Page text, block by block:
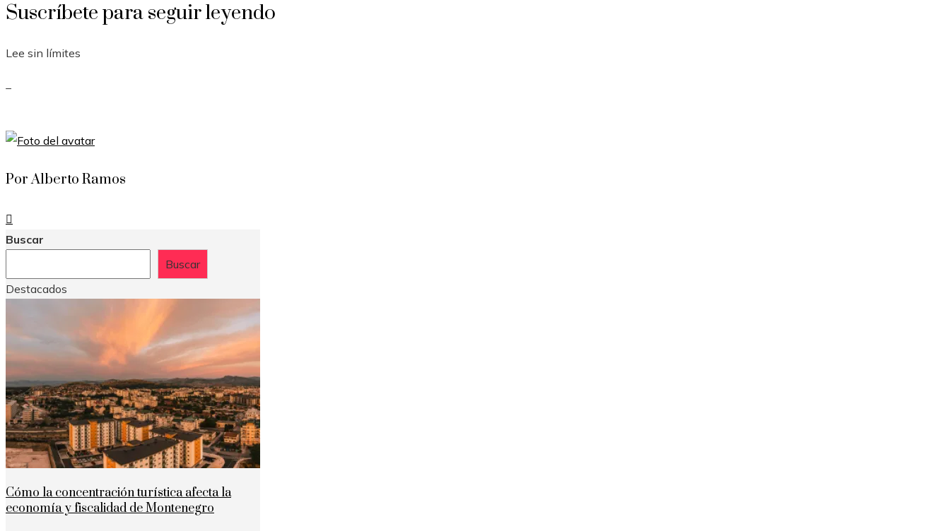
Suscríbete para seguir leyendo
Lee sin límites
Por Alberto Ramos
Buscar
Buscar
Destacados
Cómo la concentración turística afecta la
economía y fiscalidad de Montenegro